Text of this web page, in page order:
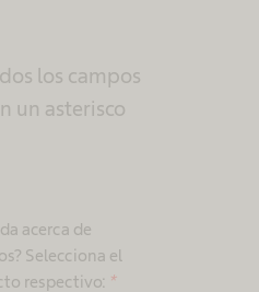
los campos
un asterisco
acerca de
Selecciona el
respectivo: *